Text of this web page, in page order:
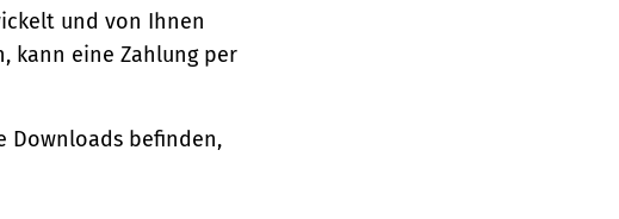
und von Ihnen
kann eine Zahlung per
Downloads befinden,